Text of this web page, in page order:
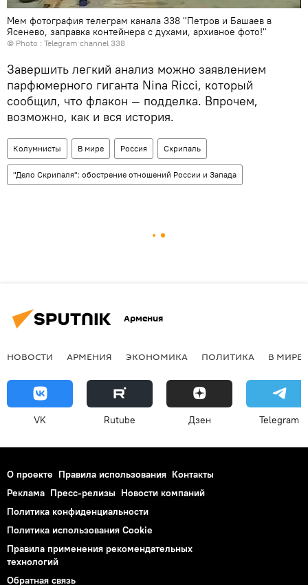
Мем фотография телеграм канала 338 "Петров и Башаев в
Ясенево, заправка контейнера с духами, архивное фото!"
© Photo : Telegram channel 338
Завершить легкий анализ можно заявлением
парфюмерного гиганта Nina Ricci, который
сообщил, что флакон — подделка. Впрочем,
возможно, как и вся история.
Колумнисты В мире Россия Скрипаль
"Дело Скрипаля": обострение отношений России и Запада
Армения
НОВОСТИ АРМЕНИЯ ЭКОНОМИКА ПОЛИТИКА В МИРЕ
VK Rutube Дзен Telegram
О проекте Правила использования Контакты
Реклама Пресс-релизы Новости компаний
Политика конфиденциальности
Политика использования Cookie
Правила применения рекомендательных
технологий
Обратная связь